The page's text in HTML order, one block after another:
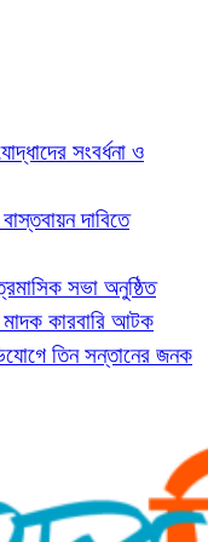
সংবর্ধনা ও
দাবিতে
সভা অনুষ্ঠিত
কারবারি আটক
তিন সন্তানের জনক